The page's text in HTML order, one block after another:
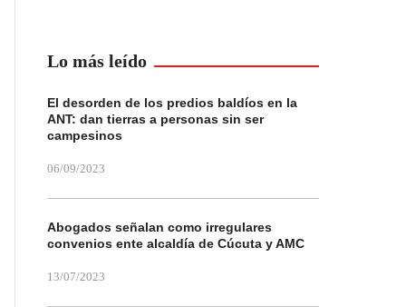
Lo más leído
El desorden de los predios baldíos en la
ANT: dan tierras a personas sin ser
campesinos
06/09/2023
Abogados señalan como irregulares
convenios ente alcaldía de Cúcuta y AMC
13/07/2023